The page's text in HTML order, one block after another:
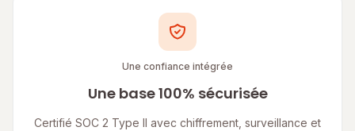
Une confiance intégrée
Une base 100% sécurisée
Certifié SOC 2 Type II avec chiffrement, surveillance et